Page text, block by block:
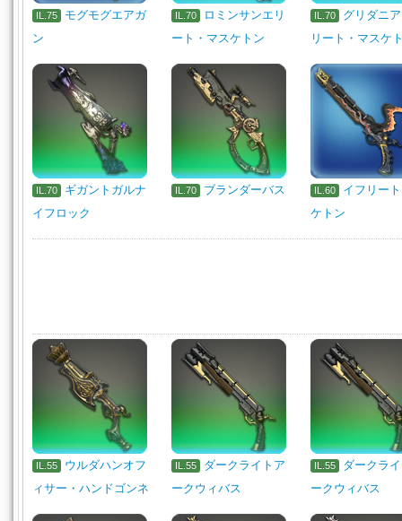
IL.75
モグモグエアガ
ン
IL.70
ロミンサンエリ
ート・マスケトン
IL.70
グリダニ
リート・マスケ
IL.70
ギガントガルナ
イフロック
IL.70 ブランダーバス IL.60
イフリー
ケトン
IL.55
ウルダハンオフ
ィサー・ハンドゴンネ
IL.55
ダークライトア
ークウィバス
IL.55
ダークラ
ークウィバス